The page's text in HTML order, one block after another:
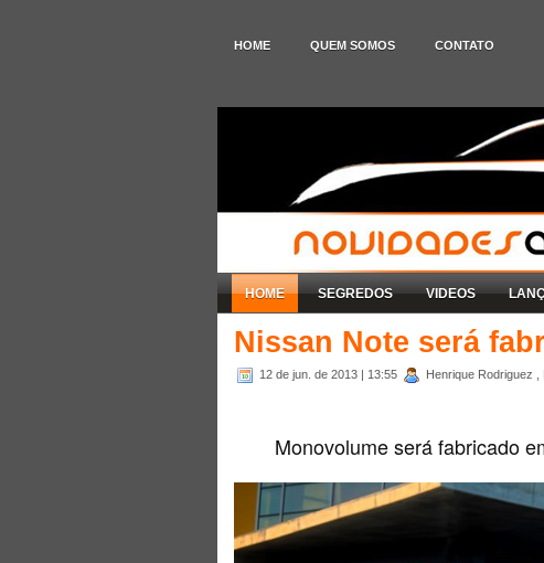
HOME QUEM SOMOS CONTATO
HOME SEGREDOS VIDEOS
Nissan Note será
12 de jun. de 2013 | 13:55 Henrique Rodriguez ,
Monovolume será fabricado